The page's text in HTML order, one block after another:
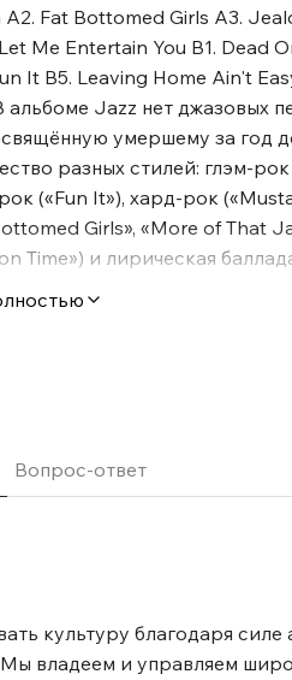
Fat Bottomed Girls A3.
Me Entertain You B1. Dead
It B5. Leaving Home Ain't
Jazz нет джазовых
умершему за год
разных стилей: глэм-рок
(«Fun It»), хард-рок
Girls», «More of That
Time») и лирическая
Seven Days».
Вопрос-ответ
культуру благодаря
владеем и управляем